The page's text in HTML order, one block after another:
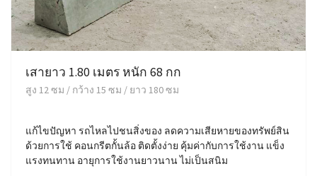
เสายาว 1.80 เมตร หนัก 68 กก
สูง 12 ซม / กว้าง 15 ซม / ยาว 180 ซม
แก้ไขปัญหา รถไหลไปชนสิ่งของ ลดความเสียหายของทรัพย์สิน
ด้วยการใช้ คอนกรีตกั้นล้อ ติดตั้งง่าย คุ้มค่ากับการใช้งาน แข็ง
แรงทนทาน อายุการใช้งานยาวนาน ไม่เป็นสนิม